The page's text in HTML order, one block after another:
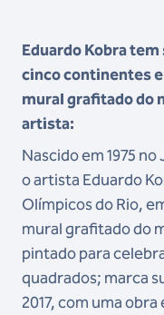
Eduardo Kobra
cinco continentes
mural grafitado do
artista:
Nascido em 1975
o artista Eduardo
Olímpicos do Rio,
mural grafitado do
pintado para
quadrados; marca
2017, com uma